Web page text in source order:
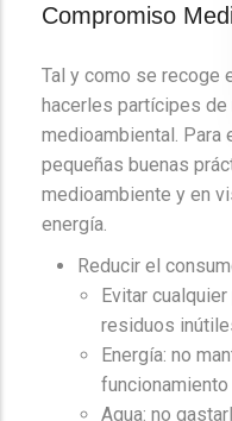
Compromiso
Tal y como se recoge
hacerles partícipes
medioambiental. Para
pequeñas buenas
medioambiente y en
energía.
Reducir el
Evitar
residuos
Energía: no
Agua: no